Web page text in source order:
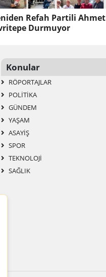
Refah Partili Ahmet
Durmuyor
Konular
RÖPORTAJLAR
POLITIKA
GÜNDEM
YAŞAM
ASAYIŞ
SPOR
TEKNOLOJI
SAĞLIK